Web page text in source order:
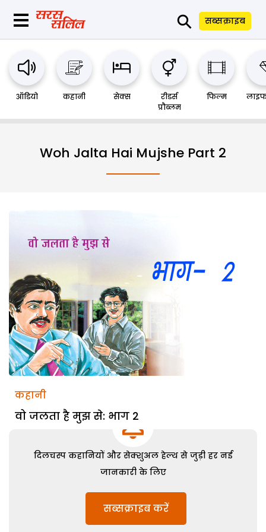
⚲ सब्सक्राइब
ऑडियो कहानी सेक्स
रीडर्स
प्रौब्लम
फिल्म
Woh Jalta Hai Mujshe Part 2
कहानी
वो जलता है मुझ से: भाग 2
दिलचस्प कहानियों और सेक्शुअल हेल्थ से जुड़ी हर नई
जानकारी के लिए
सब्सक्राइब करें